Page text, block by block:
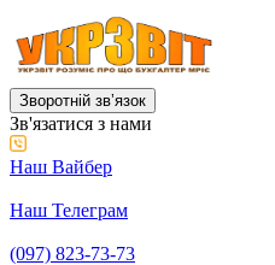
Зворотній звʼязок
Зв'язатися з нами
Наш Вайбер
Наш Телеграм
(097) 823-73-73